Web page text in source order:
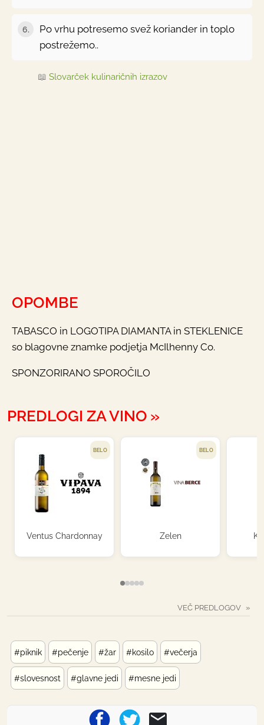
6.
Po vrhu potresemo svež koriander in toplo
postrežemo..
📖Slovarček kulinaričnih izrazov
OPOMBE
TABASCO in LOGOTIPA DIAMANTA in STEKLENICE
so blagovne znamke podjetja McIlhenny Co.
SPONZORIRANO SPOROČILO
PREDLOGI ZA VINO
BELO
Ventus Chardonnay
BELO
Zelen
VEČ PREDLOGOV
#piknik #pečenje #žar #kosilo #večerja
#slovesnost #glavne jedi #mesne jedi